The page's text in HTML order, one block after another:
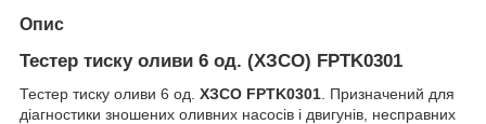
Опис
Тестер тиску оливи 6 од. (ХЗСО) FPTK0301
Тестер тиску оливи 6 од. ХЗСО FPTK0301 . Призначений для
діагностики зношених оливних насосів і двигунів, несправних